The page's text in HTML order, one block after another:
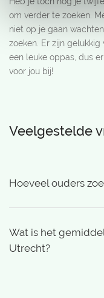
om verder te zoeken.
niet op je gaan
zoeken. Er zijn
een leuke oppas, dus
voor jou bij!
Veelgestelde
Hoeveel ouders
Wat is het
Utrecht?